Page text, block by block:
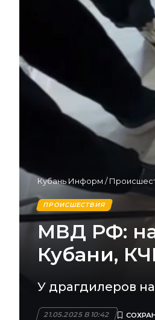
Кубань Информ /
ПРОИСШЕСТВИЯ
МВД РФ:
Кубани,
У драгдилеров
21.05.2025 В 10:42